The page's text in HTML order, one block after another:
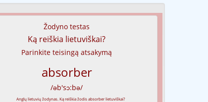
Žodyno testas
Ką reiškia lietuviškai?
Parinkite teisingą atsakymą
absorber
/əb'sɔ:bə/